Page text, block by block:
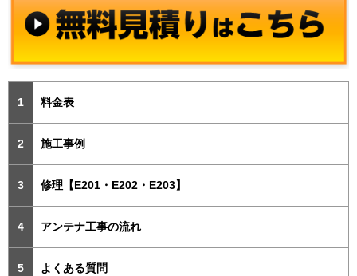
料金表
施工事例
修理【E201・E202・E203】
アンテナ工事の流れ
よくある質問